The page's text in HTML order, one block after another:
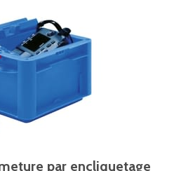
par encliquetage